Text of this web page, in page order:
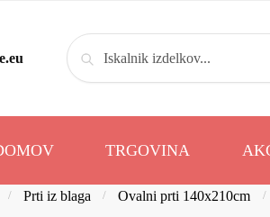
Iskanje
TRGOVINA
/ Prti iz blaga / Ovalni prti 140x210cm /